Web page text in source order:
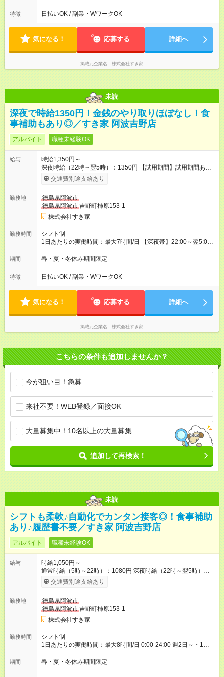
特徴 日払いOK / 副業・WワークOK
気になる！ 応募する 詳細へ
掲載元企業名 株式会社すき家
未読
深夜で時給1350円！金銭のやり取りほぼなし！食
事補助もあり◎／すき家 阿波吉野店
アルバイト 職種未経験OK
給与
時給1,350円～
深夜時給（22時～翌5時）：1350円 【試用期間】試用期間あり
試用期間の長さ：1ヶ月 雇用形態、給与は本採用時と同じです。
試用期間の実態は30日（※条件変更なし）ですが、切り上げで
同時給）
交通費別途支給あり
勤務地
徳島県阿波市
徳島県阿波市吉野町柿原153-1
株式会社すき家
勤務時間
シフト制
1日あたりの実働時間：最大7時間/日 【深夜帯】22:00～翌5:00
週2日～・1日2h～OK◎ ※22:00から翌5:00までは18歳以上の方
のみ勤務可能です（18歳未満の深夜業務禁止のため） ★深夜で
す。 必ず、2名以上での勤務を行いますので、安心して働けま
す。
期間 春・夏・冬休み期間限定
特徴 日払いOK / 副業・WワークOK
気になる！ 応募する 詳細へ
掲載元企業名 株式会社すき家
こちらの条件も追加しませんか？
今が狙い目！急募
来社不要！WEB登録／面接OK
大量募集中！10名以上の大量募集
追加して再検索！
未読
シフトも柔軟♪自動化でカンタン接客◎！食事補助
あり♪履歴書不要／すき家 阿波吉野店
アルバイト 職種未経験OK
給与
時給1,050円～
通常時給（5時～22時）：1080円 深夜時給（22時～翌5時）：
1350円 高校生時給：1050円 【特別手当】早朝手当（5：00-9：
00）時給+150円 【試用期間】試用期間あり 試用期間の長さ：1
30日（※条件変更なし）ですが、切り上げで一ヶ月とさせてい
ただきます。 研修制度あり：15時間(研修中も同時給）
交通費別途支給あり
勤務地
徳島県阿波市
徳島県阿波市吉野町柿原153-1
株式会社すき家
勤務時間
シフト制
1日あたりの実働時間：最大8時間/日 0:00-24:00 週2日～・1日
2h～OK ＜シフト例＞ 〇朝帯 5:00-9:00 〇昼帯 9:00-14:00 〇午
後帯 14:00-18:00 〇夜帯 18:00-22:00 〇深夜帯 22:00-翌5:00 基
期間 春・夏・冬休み期間限定